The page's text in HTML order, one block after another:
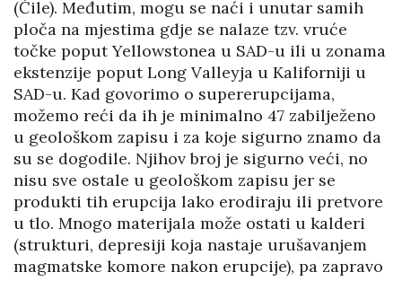
(Čile). Međutim, mogu se naći i unutar samih
ploča na mjestima gdje se nalaze tzv. vruće
točke poput Yellowstonea u SAD-u ili u zonama
ekstenzije poput Long Valleyja u Kaliforniji u
SAD-u. Kad govorimo o supererupcijama,
možemo reći da ih je minimalno 47 zabilježeno
u geološkom zapisu i za koje sigurno znamo da
su se dogodile. Njihov broj je sigurno veći, no
nisu sve ostale u geološkom zapisu jer se
produkti tih erupcija lako erodiraju ili pretvore
u tlo. Mnogo materijala može ostati u kalderi
(strukturi, depresiji koja nastaje urušavanjem
magmatske komore nakon erupcije), pa zapravo